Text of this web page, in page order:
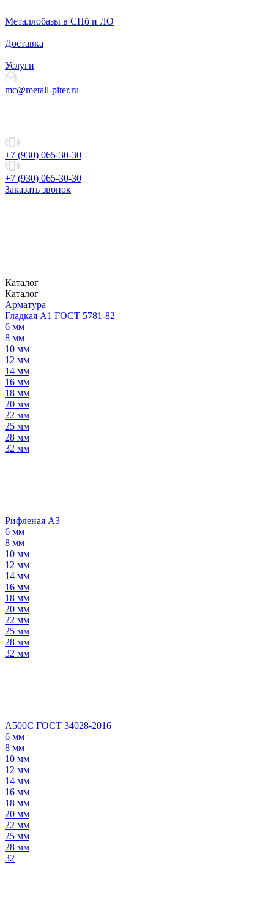
Металлобазы в СПб и ЛО
Доставка
Услуги
mc@metall-piter.ru
+7 (930) 065-30-30
+7 (930) 065-30-30
Заказать звонок
Каталог
Каталог
Арматура
Гладкая А1 ГОСТ 5781-82
6 мм
8 мм
10 мм
12 мм
14 мм
16 мм
18 мм
20 мм
22 мм
25 мм
28 мм
32 мм
Рифленая А3
6 мм
8 мм
10 мм
12 мм
14 мм
16 мм
18 мм
20 мм
22 мм
25 мм
28 мм
32 мм
А500С ГОСТ 34028-2016
6 мм
8 мм
10 мм
12 мм
14 мм
16 мм
18 мм
20 мм
22 мм
25 мм
28 мм
32